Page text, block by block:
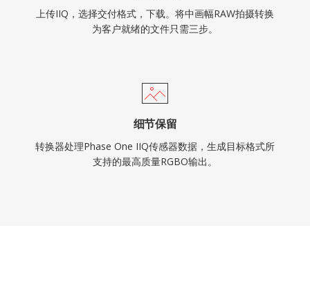
上传IIQ，选择交付格式，下载。将中画幅RAW拍摄转换
为客户就绪的文件只需三步。
细节保留
转换器处理Phase One IIQ传感器数据，生成目标格式所
支持的最高质量RGBO输出。